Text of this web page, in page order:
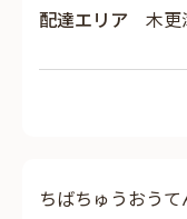
配達エリア
木更
ちばちゅうおうて